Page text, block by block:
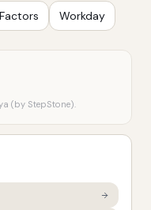
Workday
(by StepStone).